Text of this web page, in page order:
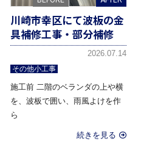
川崎市幸区にて波板の金
具補修工事・部分補修
2026.07.14
その他小工事
施工前 二階のベランダの上や横
を、波板で囲い、雨風よけを作
ら
続きを見る